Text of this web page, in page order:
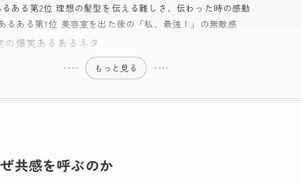
ある第2位 理想の髪型を伝える難しさ、伝わった時の感動
るある第1位 美容室を出た後の「私、最強！」の無敵感
爆笑あるあるネタ
もっと見る
共感を呼ぶのか